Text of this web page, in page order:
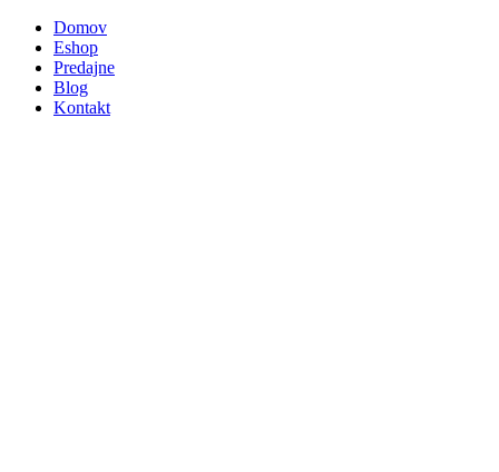
Domov
Eshop
Predajne
Blog
Kontakt